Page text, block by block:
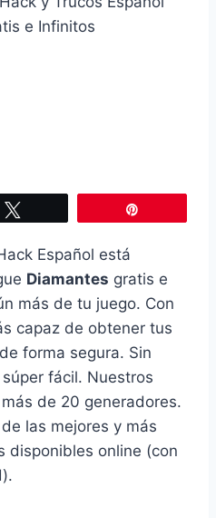
Español está
Diamantes gratis e
más de tu juego. Con
capaz de obtener tus
forma segura. Sin
fácil. Nuestros
de 20 generadores.
las mejores y más
disponibles online (con